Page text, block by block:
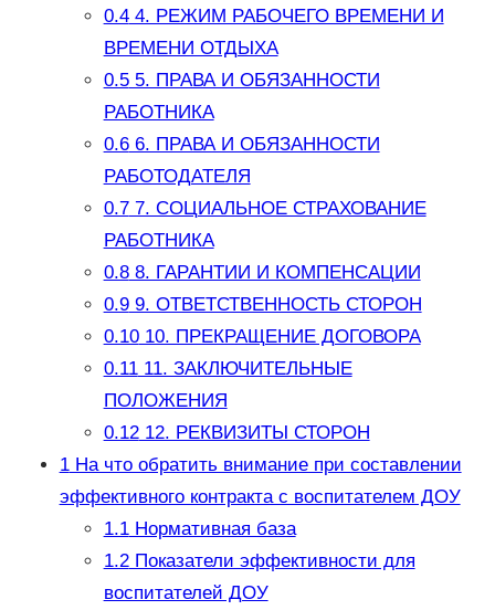
0.44. РЕЖИМ РАБОЧЕГО ВРЕМЕНИ И
ВРЕМЕНИ ОТДЫХА
0.55. ПРАВА И ОБЯЗАННОСТИ
РАБОТНИКА
0.66. ПРАВА И ОБЯЗАННОСТИ
РАБОТОДАТЕЛЯ
0.77. СОЦИАЛЬНОЕ СТРАХОВАНИЕ
РАБОТНИКА
0.88. ГАРАНТИИ И КОМПЕНСАЦИИ
0.99. ОТВЕТСТВЕННОСТЬ СТОРОН
0.1010. ПРЕКРАЩЕНИЕ ДОГОВОРА
0.1111. ЗАКЛЮЧИТЕЛЬНЫЕ
ПОЛОЖЕНИЯ
0.1212. РЕКВИЗИТЫ СТОРОН
1На что обратить внимание при составлении
эффективного контракта с воспитателем ДОУ
1.1Нормативная база
1.2Показатели эффективности для
воспитателей ДОУ